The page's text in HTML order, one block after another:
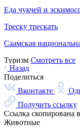
Еда чукчей и
Треску трескать
Саамская
Туризм Смотреть все
Этнография в
Где познакомиться с
Туристу на заметку